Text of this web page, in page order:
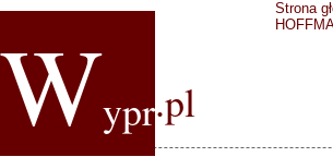
Wypr.pl
Strona